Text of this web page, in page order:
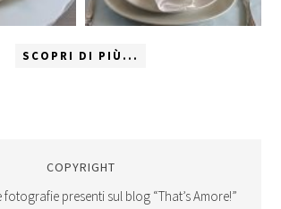
SCOPRI DI PIÙ...
COPYRIGHT
fotografie presenti sul blog “That’s Amore!”